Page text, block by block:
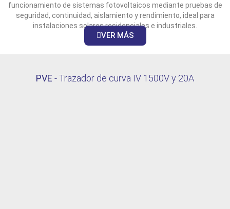
funcionamiento de sistemas fotovoltaicos mediante pruebas de
seguridad, continuidad, aislamiento y rendimiento, ideal para
instalaciones solares residenciales e industriales.
VER MÁS
PVE - Trazador de curva IV 1500V y 20A